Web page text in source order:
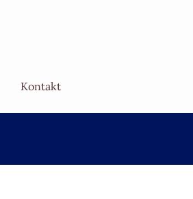
Kontakt